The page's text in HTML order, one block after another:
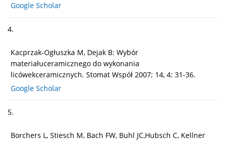
Google Scholar
4.
Kacprzak-Ogłuszka M, Dejak B: Wybór
materiałuceramicznego do wykonania
licówekceramicznych. Stomat Współ 2007; 14, 4: 31-36.
Google Scholar
5.
Borchers L, Stiesch M, Bach FW, Buhl JC,Hubsch C, Kellner